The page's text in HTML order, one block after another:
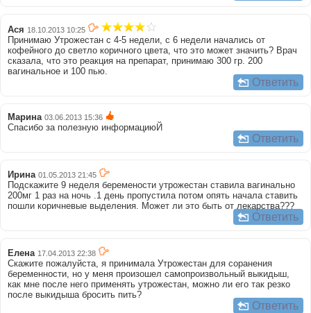
Ася 18.10.2013 10:25
Принимаю Утрожестан с 4-5 недели, с 6 недели начались от
кофейного до светло коричного цвета, что это может значить? Врач
сказала, что это реакция на препарат, принимаю 300 гр. 200
вагинальное и 100 пью.
Ответить
Марина 03.06.2013 15:36
Спасибо за полезную информациюЙ
Ответить
Ирина 01.05.2013 21:45
Подскажите 9 неделя беремености утрожестан ставила вагинально
200мг 1 раз на ночь .1 день пропустила потом опять начала ставить
пошли коричневые выделения. Может ли это быть от лекарства???
Ответить
Елена 17.04.2013 22:38
Скажите пожалуйста, я принимала Утрожестан для соранения
беременности, но у меня произошел самопроизвольный выкидыш,
как мне после него применять утрожестан, можно ли его так резко
после выкидыша бросить пить?
Ответить